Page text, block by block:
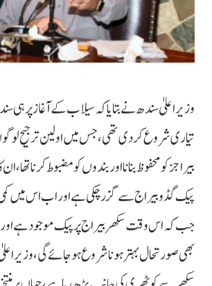
وزیراعلیٰ سندھ نے بتایا کہ سیلاب کے آغاز پر
تیاری شروع کردی تھی، جس میں اولین ترجیح
بیراجز کو محفوظ بنانا اور بندوں کو مضبوط کرنا تھا،
پیک گڈو بیراج سے گزر چکی ہے اور اب اس میں
جب کہ اس وقت سکھر بیراج پر پیک موجود ہے
بھی صورتحال بہتر ہونا شروع ہوجائے گی، وزیر